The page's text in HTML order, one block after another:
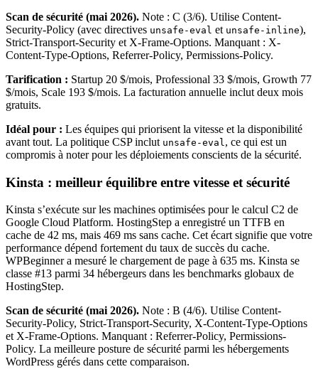
Scan de sécurité (mai 2026). Note : C (3/6). Utilise Content-
Security-Policy (avec directives unsafe-eval et unsafe-inline),
Strict-Transport-Security et X-Frame-Options. Manquant : X-
Content-Type-Options, Referrer-Policy, Permissions-Policy.
Tarification : Startup 20 $/mois, Professional 33 $/mois, Growth 77
$/mois, Scale 193 $/mois. La facturation annuelle inclut deux mois
gratuits.
Idéal pour : Les équipes qui priorisent la vitesse et la disponibilité
avant tout. La politique CSP inclut unsafe-eval, ce qui est un
compromis à noter pour les déploiements conscients de la sécurité.
Kinsta : meilleur équilibre entre vitesse et sécurité
Kinsta s’exécute sur les machines optimisées pour le calcul C2 de
Google Cloud Platform. HostingStep a enregistré un TTFB en
cache de 42 ms, mais 469 ms sans cache. Cet écart signifie que votre
performance dépend fortement du taux de succès du cache.
WPBeginner a mesuré le chargement de page à 635 ms. Kinsta se
classe #13 parmi 34 hébergeurs dans les benchmarks globaux de
HostingStep.
Scan de sécurité (mai 2026). Note : B (4/6). Utilise Content-
Security-Policy, Strict-Transport-Security, X-Content-Type-Options
et X-Frame-Options. Manquant : Referrer-Policy, Permissions-
Policy. La meilleure posture de sécurité parmi les hébergements
WordPress gérés dans cette comparaison.